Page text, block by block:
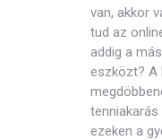
van, akkor
tud az
addig a
eszközt? A
ezeken a